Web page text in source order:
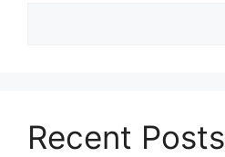
Recent Posts